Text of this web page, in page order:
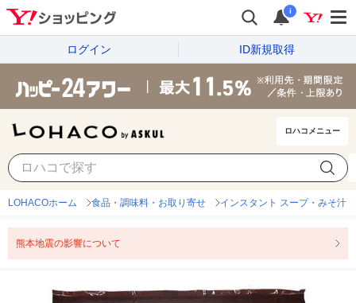
i
ログイン ID新規取得
ロハコメニュー
LOHACOホーム 食品・調味料・お取り寄せ インスタント スープ・みそ汁
熊本地震の影響について